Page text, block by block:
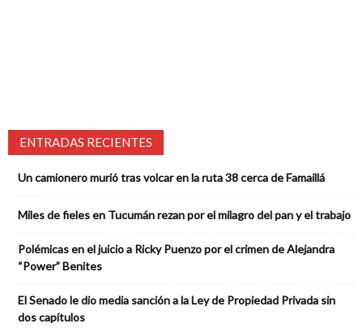
ENTRADAS RECIENTES
Un camionero murió tras volcar en la ruta 38 cerca de Famaillá
Miles de fieles en Tucumán rezan por el milagro del pan y el trabajo
Polémicas en el juicio a Ricky Puenzo por el crimen de Alejandra
“Power” Benites
El Senado le dio media sanción a la Ley de Propiedad Privada sin
dos capítulos